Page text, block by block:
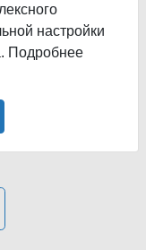
настройки
Подробнее